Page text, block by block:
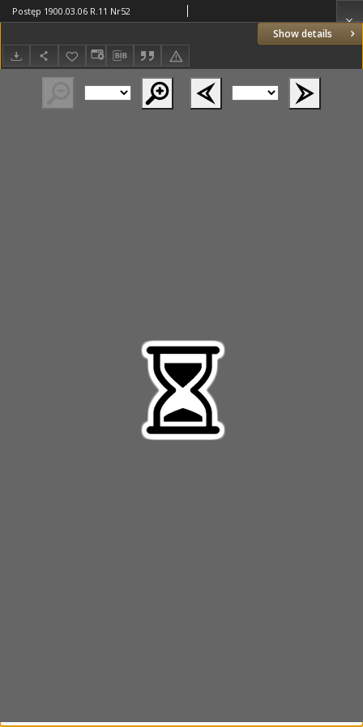
Show details
Postęp 1900.03.06 R.11 Nr52